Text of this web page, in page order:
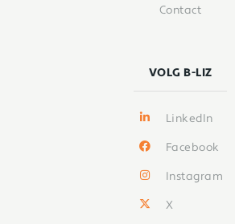
Contact
VOLG B-LIZ
LinkedIn
Facebook
Instagram
X